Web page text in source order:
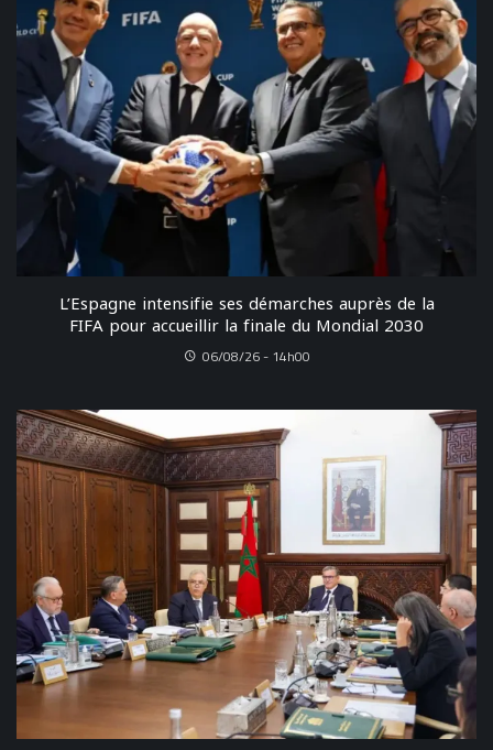
L’Espagne intensifie ses démarches auprès de la
FIFA pour accueillir la finale du Mondial 2030
06/08/26 - 14h00